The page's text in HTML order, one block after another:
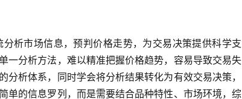
析市场信息，预判价格走势，为交易决策提供科学支
一分析方法，难以精准把握价格趋势，容易导致交易失
析体系，同时学会将分析结果转化为有效交易决策，
单的信息罗列，而是需要结合品种特性、市场环境，综